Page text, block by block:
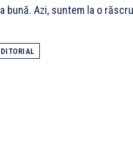
bună. Azi, suntem la o